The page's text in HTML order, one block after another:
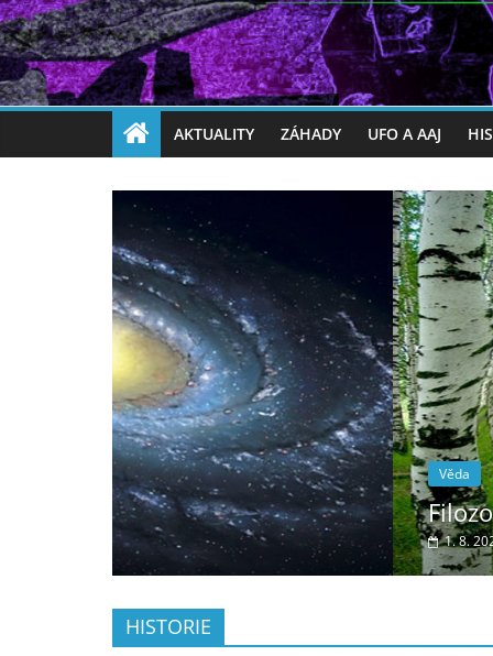
AKTUALITY ZÁHADY UFO A AAJ
Věda
Filozofie a vědecké poznání
1. 8. 2026 zahadyazajimavosti
HISTORIE